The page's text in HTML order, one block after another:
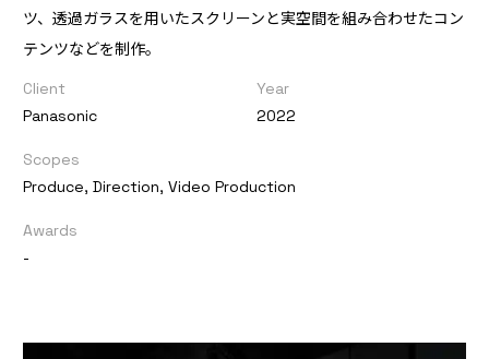
ツ、透過ガラスを用いたスクリーンと実空間を組み合わせたコン
テンツなどを制作。
Client
Panasonic
Year
2022
Scopes
Produce, Direction, Video Production
Awards
-